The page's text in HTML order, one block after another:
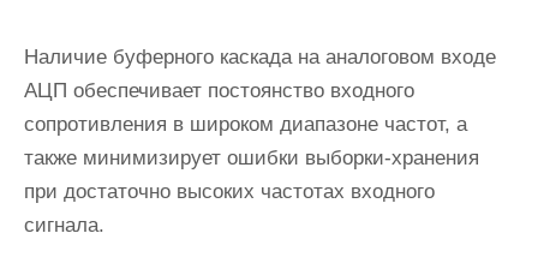
Наличие буферного каскада на аналоговом входе
АЦП обеспечивает постоянство входного
сопротивления в широком диапазоне частот, а
также минимизирует ошибки выборки-хранения
при достаточно высоких частотах входного
сигнала.